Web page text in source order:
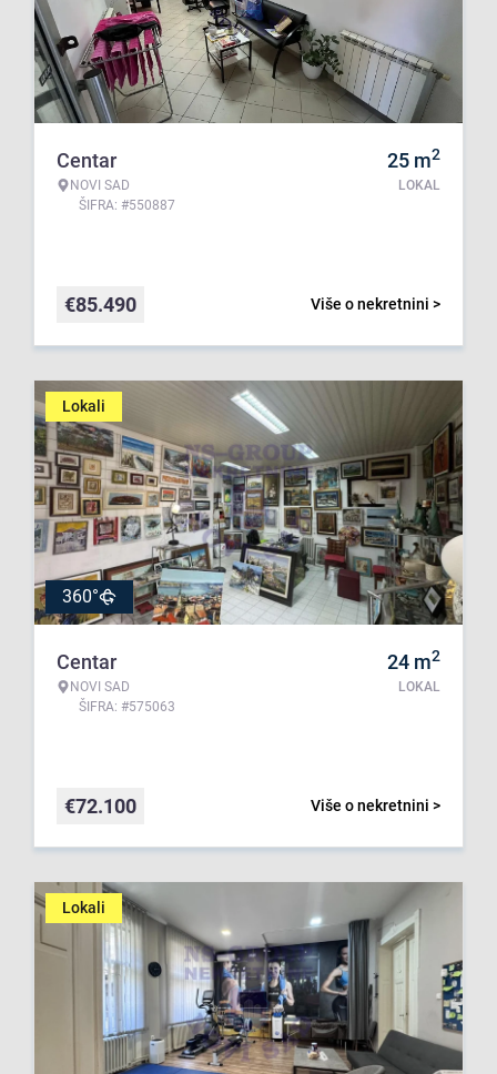
Centar
NOVI SAD
ŠIFRA: #550887
25 m2
LOKAL
Više o nekretnini >
€85.490
Lokali
360°
Centar
NOVI SAD
ŠIFRA: #575063
24 m2
LOKAL
Više o nekretnini >
€72.100
Lokali